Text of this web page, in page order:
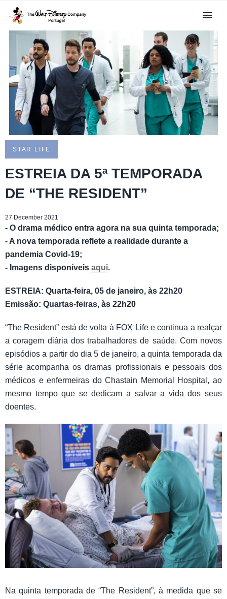
STAR LIFE
ESTREIA DA 5ª TEMPORADA
DE “THE RESIDENT”
27 December 2021
- O drama médico entra agora na sua quinta temporada;
- A nova temporada reflete a realidade durante a
pandemia Covid-19;
- Imagens disponíveis aqui.
ESTREIA: Quarta-feira, 05 de janeiro, às 22h20
​Emissão: Quartas-feiras, às 22h20
“The Resident” está de volta à FOX Life e continua a realçar
a coragem diária dos trabalhadores de saúde. Com novos
episódios a partir do dia 5 de janeiro, a quinta temporada da
série acompanha os dramas profissionais e pessoais dos
médicos e enfermeiras do Chastain Memorial Hospital, ao
mesmo tempo que se dedicam a salvar a vida dos seus
doentes.
Na quinta temporada de “The Resident”, à medida que se